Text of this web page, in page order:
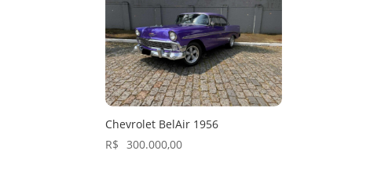
Chevrolet BelAir 1956
R$
300.000,00